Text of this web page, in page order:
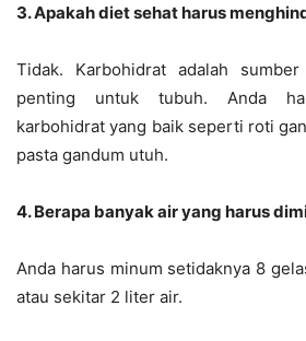
3. Apakah diet sehat harus
Tidak. Karbohidrat adalah
penting untuk tubuh. Anda
karbohidrat yang baik seperti roti
pasta gandum utuh.
4. Berapa banyak air yang harus
Anda harus minum setidaknya 8
atau sekitar 2 liter air.